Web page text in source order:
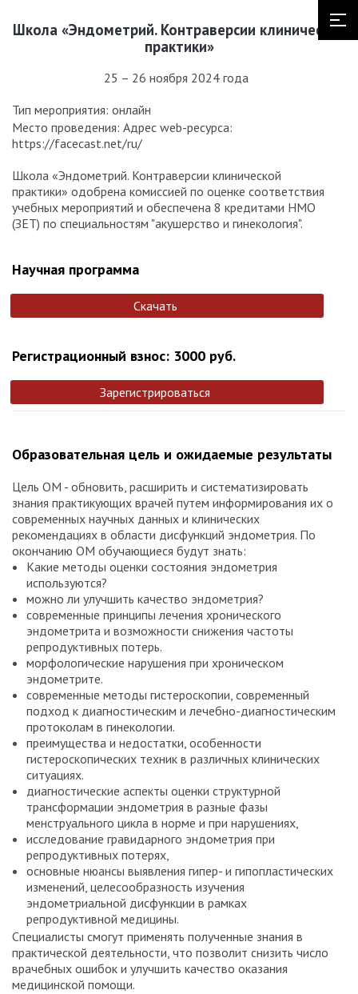
Школа «Эндометрий. Контраверсии клинической
практики»
25 – 26 ноября 2024 года
Тип мероприятия: онлайн
Место проведения: Адрес web-ресурса:
https://facecast.net/ru/
Школа «Эндометрий. Контраверсии клинической
практики» одобрена комиссией по оценке соответствия
учебных мероприятий и обеспечена 8 кредитами НМО
(ЗЕТ) по специальностям "акушерство и гинекология".
Научная программа
Скачать
Регистрационный взнос: 3000 руб.
Зарегистрироваться
Образовательная цель и ожидаемые результаты
Цель ОМ - обновить, расширить и систематизировать
знания практикующих врачей путем информирования их о
современных научных данных и клинических
рекомендациях в области дисфункций эндометрия. По
окончанию ОМ обучающиеся будут знать:
Какие методы оценки состояния эндометрия
используются?
можно ли улучшить качество эндометрия?
современные принципы лечения хронического
эндометрита и возможности снижения частоты
репродуктивных потерь.
морфологические нарушения при хроническом
эндометрите.
современные методы гистероскопии, современный
подход к диагностическим и лечебно-диагностическим
протоколам в гинекологии.
преимущества и недостатки, особенности
гистероскопических техник в различных клинических
ситуациях.
диагностические аспекты оценки структурной
трансформации эндометрия в разные фазы
менструального цикла в норме и при нарушениях,
исследование гравидарного эндометрия при
репродуктивных потерях,
основные нюансы выявления гипер- и гипопластических
изменений, целесообразность изучения
эндометриальной дисфункции в рамках
репродуктивной медицины.
Специалисты смогут применять полученные знания в
практической деятельности, что позволит снизить число
врачебных ошибок и улучшить качество оказания
медицинской помощи.